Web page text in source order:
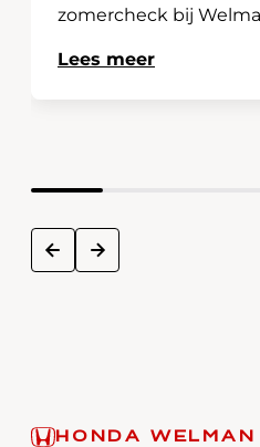
zomercheck bij
Lees meer
prev next
HONDA WELMAN